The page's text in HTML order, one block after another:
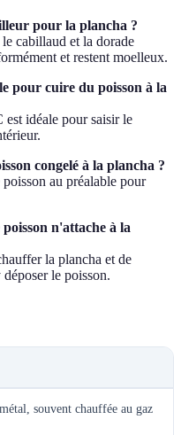
pour la plancha ?
cabillaud et la dorade
et restent moelleux.
pour cuire du poisson à la
est idéale pour saisir le
congelé à la plancha ?
au préalable pour
n'attache à la
la plancha et de
le poisson.
souvent chauffée au gaz